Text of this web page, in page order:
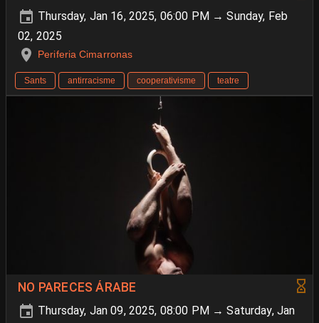
Thursday, Jan 16, 2025, 06:00 PM → Sunday, Feb
02, 2025
Periferia Cimarronas
Sants antirracisme cooperativisme teatre
NO PARECES ÁRABE
Thursday, Jan 09, 2025, 08:00 PM → Saturday, Jan